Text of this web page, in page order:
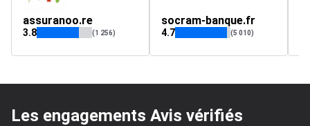
assuranoo.re
3.8 (1 256)
socram-banque.fr
4.7 (5 010)
Les engagements Avis vérifiés